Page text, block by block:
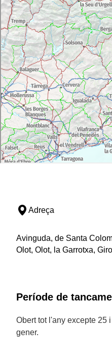
Adreça
Avinguda, de Santa
Olot, Olot, la Garrotxa,
Període de
Obert tot l'any excepte 25
gener.